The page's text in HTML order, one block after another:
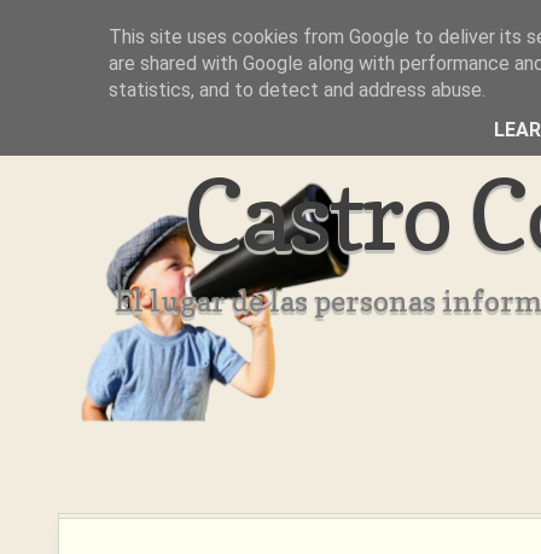
Inicio Aviso Legal Quienes Somos ??
Castro
El lugar de las personas
This site uses cookies from Google to deliver its
are shared with Google along with performance
statistics, and to detect and address abuse.